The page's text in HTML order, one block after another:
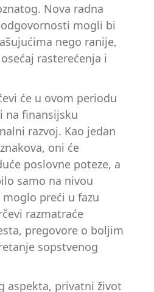
Nova radna
mogli bi
nego ranije,
rasterećenja i
će u ovom periodu
na finansijsku
razvoj. Kao jedan
oni će
poslovne poteze, a
samo na nivou
preći u fazu
razmatraće
pregovore o boljim
sopstvenog
aspekta, privatni život